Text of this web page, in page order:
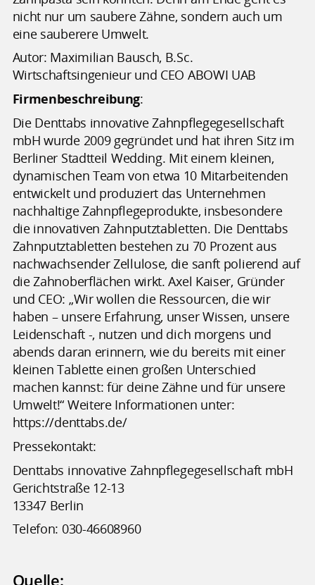
nicht nur um saubere Zähne, sondern auch um
eine sauberere Umwelt.
Autor: Maximilian Bausch, B.Sc.
Wirtschaftsingenieur und CEO ABOWI UAB
Firmenbeschreibung:
Die Denttabs innovative Zahnpflegegesellschaft
mbH wurde 2009 gegründet und hat ihren Sitz im
Berliner Stadtteil Wedding. Mit einem kleinen,
dynamischen Team von etwa 10 Mitarbeitenden
entwickelt und produziert das Unternehmen
nachhaltige Zahnpflegeprodukte, insbesondere
die innovativen Zahnputztabletten. Die Denttabs
Zahnputztabletten bestehen zu 70 Prozent aus
nachwachsender Zellulose, die sanft polierend auf
die Zahnoberflächen wirkt. Axel Kaiser, Gründer
und CEO: „Wir wollen die Ressourcen, die wir
haben – unsere Erfahrung, unser Wissen, unsere
Leidenschaft -, nutzen und dich morgens und
abends daran erinnern, wie du bereits mit einer
kleinen Tablette einen großen Unterschied
machen kannst: für deine Zähne und für unsere
Umwelt!“ Weitere Informationen unter:
https://denttabs.de/
Pressekontakt:
Denttabs innovative Zahnpflegegesellschaft mbH
Gerichtstraße 12-13
13347 Berlin
Telefon: 030-46608960
Quelle: